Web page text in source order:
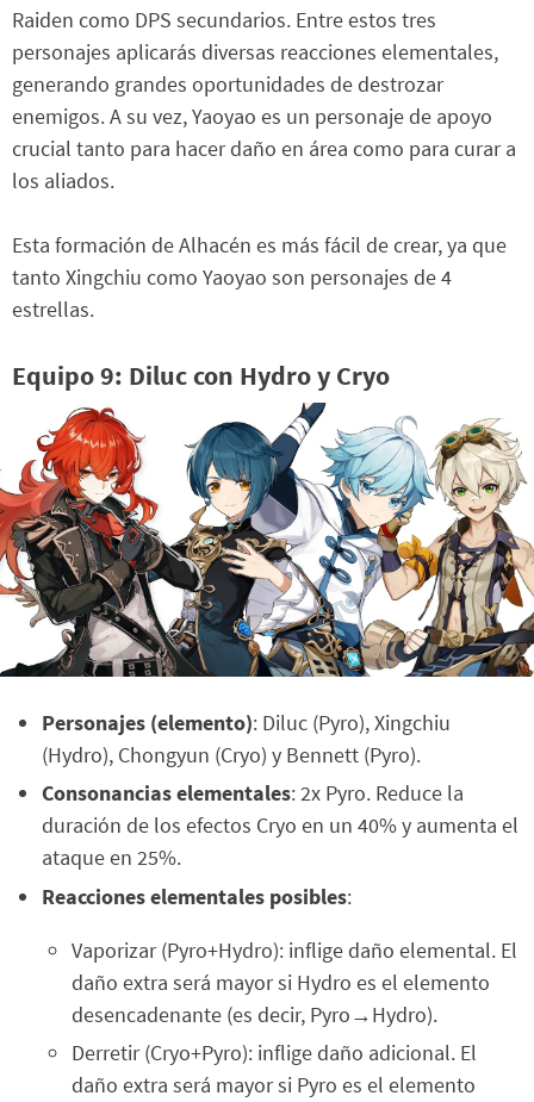
Raiden como DPS secundarios. Entre estos tres
personajes aplicarás diversas reacciones elementales,
generando grandes oportunidades de destrozar
enemigos. A su vez, Yaoyao es un personaje de apoyo
crucial tanto para hacer daño en área como para curar a
los aliados.
Esta formación de Alhacén es más fácil de crear, ya que
tanto Xingchiu como Yaoyao son personajes de 4
estrellas.
Equipo 9: Diluc con Hydro y Cryo
Personajes (elemento): Diluc (Pyro), Xingchiu
(Hydro), Chongyun (Cryo) y Bennett (Pyro).
Consonancias elementales: 2x Pyro. Reduce la
duración de los efectos Cryo en un 40% y aumenta el
ataque en 25%.
Reacciones elementales posibles:
Vaporizar (Pyro+Hydro): inflige daño elemental. El
daño extra será mayor si Hydro es el elemento
desencadenante (es decir, Pyro→Hydro).
Derretir (Cryo+Pyro): inflige daño adicional. El
daño extra será mayor si Pyro es el elemento